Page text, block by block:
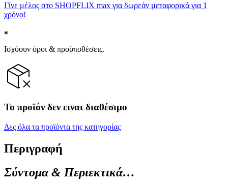
Γίνε μέλος στο SHOPFLIX max για δωρεάν μεταφορικά για 1
χρόνο!
Ισχύουν όροι & προϋποθέσεις.
Το προϊόν δεν ειναι διαθέσιμο
Δες όλα τα προϊόντα της κατηγορίας
Περιγραφή
Σύντομα & Περιεκτικά…